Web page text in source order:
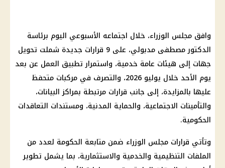
وافق مجلس الوزراء، خلال اجتماعه الأسبوعي اليوم برئاسة
الدكتور مصطفى مدبولي، على 9 قرارات جديدة شملت تحويل
جهات إلى هيئات عامة خدمية، واستمرار تطبيق العمل عن بعد
يوم الأحد خلال يوليو 2026، والتصرف في مركبات متحفظ
عليها بالمزايدة، إلى جانب قرارات مرتبطة بمراكز البيانات،
والتأمينات الاجتماعية، والحماية المدنية، ومستندات التعاقدات
الحكومية.
وتأتي قرارات مجلس الوزراء ضمن متابعة الحكومة لعدد من
الملفات التنظيمية والخدمية والاستثمارية، بما يشمل تطوير